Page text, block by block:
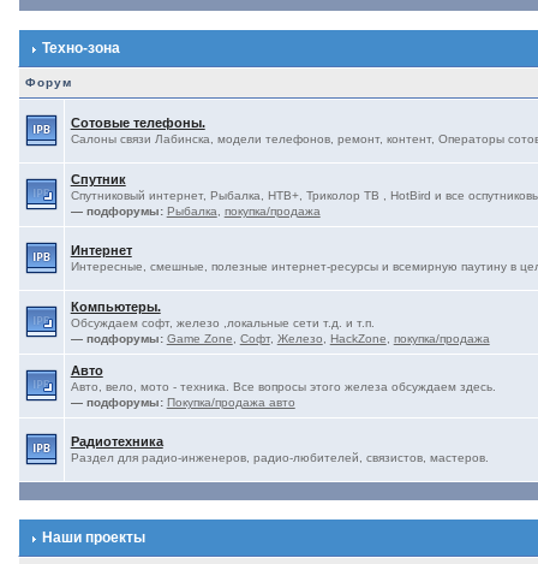
Техно-зона
Форум
Сотовые телефоны.
Салоны связи Лабинска, модели телефонов, ремонт, контент, Операторы
Спутник
Спутниковый интернет, Рыбалка, НТВ+, Триколор ТВ , HotBird и все
— подфорумы: Рыбалка покупка/продажа
Интернет
Интересные, смешные, полезные интернет-ресурсы и всемирную паутину в
Компьютеры.
Обсуждаем софт, железо ,локальные сети т.д. и т.п.
— подфорумы: Game Zone Софт, Железо HackZone покупка/продажа
Авто
Авто, вело, мото - техника. Все вопросы этого железа обсуждаем здесь.
— подфорумы: Покупка/продажа авто
Радиотехника
Раздел для радио-инженеров, радио-любителей, связистов, мастеров.
Наши проекты